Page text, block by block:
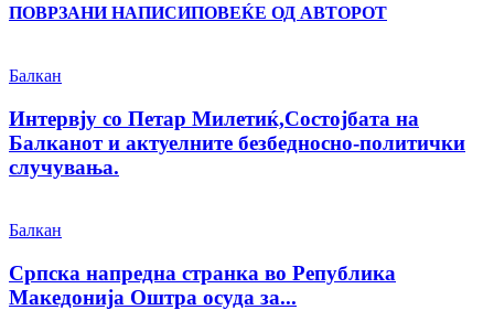
ПОВРЗАНИ НАПИСИПОВЕЌЕ ОД АВТОРОТ
Балкан
Интервју со Петар Милетиќ,Состојбата на
Балканот и актуелните безбедносно-политички
случувања.
Балкан
Српска напредна странка во Република
Македонија Оштра осуда за...